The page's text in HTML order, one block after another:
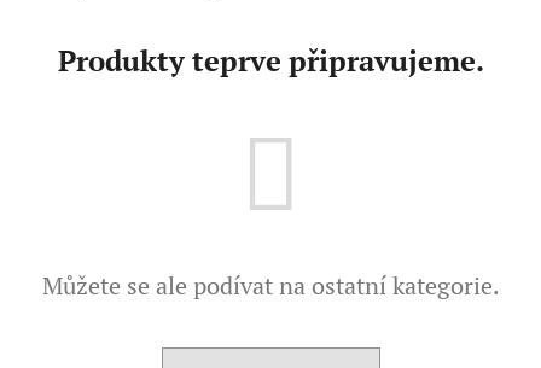
Produkty teprve připravujeme.
Můžete se ale podívat na ostatní kategorie.